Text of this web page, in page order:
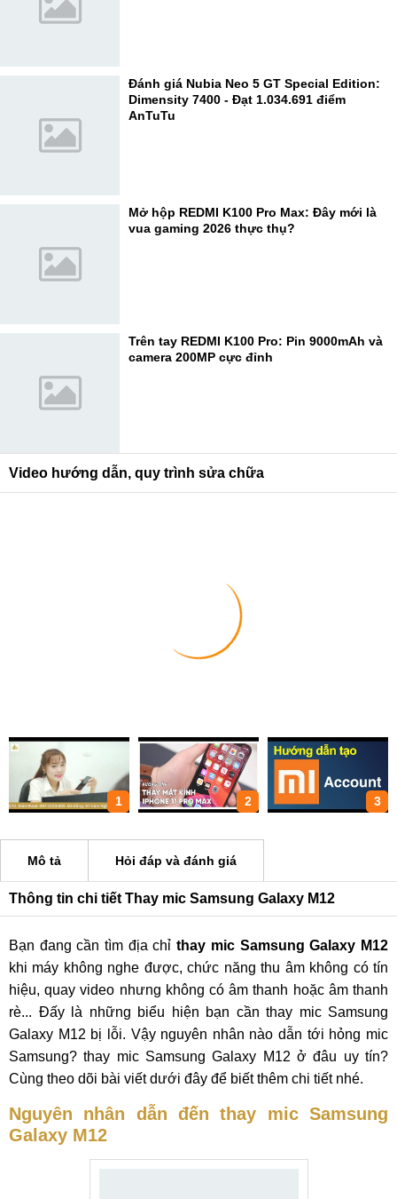
Đánh giá Nubia Neo 5 GT Special Edition:
Dimensity 7400 - Đạt 1.034.691 điểm
AnTuTu
Mở hộp REDMI K100 Pro Max: Đây mới là
vua gaming 2026 thực thụ?
Trên tay REDMI K100 Pro: Pin 9000mAh và
camera 200MP cực đỉnh
Video hướng dẫn, quy trình sửa chữa
1 2 3
Mô tả Hỏi đáp và đánh giá
Thông tin chi tiết Thay mic Samsung Galaxy M12
Bạn đang cần tìm địa chỉthay mic Samsung Galaxy M12
khi máy không nghe được, chức năng thu âm không có tín
hiệu, quay video nhưng không có âm thanh hoặc âm thanh
rè... Đấy là những biểu hiện bạn cần thay mic Samsung
Galaxy M12 bị lỗi. Vậy nguyên nhân nào dẫn tới hỏng mic
Samsung? thay mic Samsung Galaxy M12 ở đâu uy tín?
Cùng theo dõi bài viết dưới đây để biết thêm chi tiết nhé.
Nguyên nhân dẫn đến thay mic Samsung
Galaxy M12